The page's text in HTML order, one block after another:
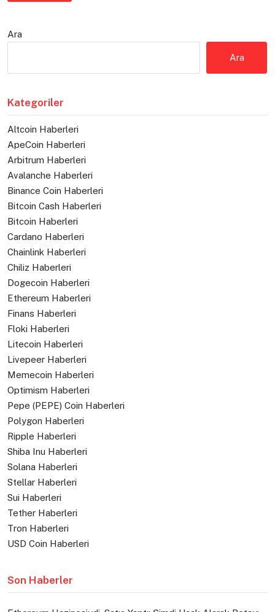
Ara
Ara
Kategoriler
Altcoin Haberleri
ApeCoin Haberleri
Arbitrum Haberleri
Avalanche Haberleri
Binance Coin Haberleri
Bitcoin Cash Haberleri
Bitcoin Haberleri
Cardano Haberleri
Chainlink Haberleri
Chiliz Haberleri
Dogecoin Haberleri
Ethereum Haberleri
Finans Haberleri
Floki Haberleri
Litecoin Haberleri
Livepeer Haberleri
Memecoin Haberleri
Optimism Haberleri
Pepe (PEPE) Coin Haberleri
Polygon Haberleri
Ripple Haberleri
Shiba Inu Haberleri
Solana Haberleri
Stellar Haberleri
Sui Haberleri
Tether Haberleri
Tron Haberleri
USD Coin Haberleri
Son Haberler